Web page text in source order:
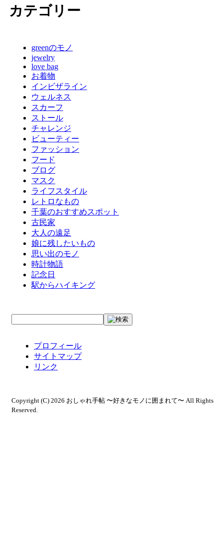
カテゴリー
greenのモノ
jewelry
love bag
お着物
インビザライン
ウェルネス
スカーフ
ストール
チャレンジ
ビューティー
ファッション
フード
ブログ
マスク
ライフスタイル
レトロなもの
千葉のおすすめスポット
古民家
大人の遠足
娘に残したいもの
思い出のモノ
時計物語
記念日
駅からハイキング
プロフィール
サイトマップ
リンク
Copyright (C) 2026 おしゃれ手帖 〜好きなモノに囲まれて〜 All Rights
Reserved.